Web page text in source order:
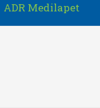
ADR Medilapet